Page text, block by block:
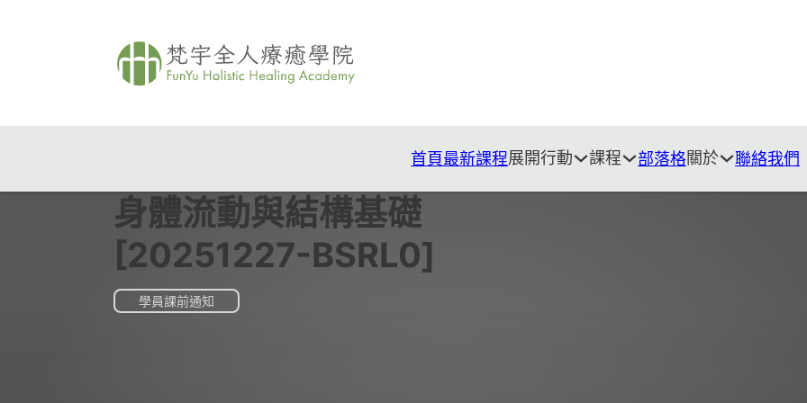
首頁最新課程展開行動 課程 部落格關於 聯絡我們
身體流動與結構基礎
[20251227-BSRL0]
學員課前通知